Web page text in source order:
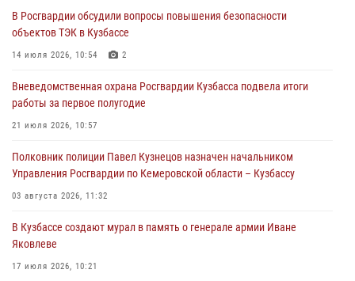
04 августа 2026, 08:42
Росгвардейцы задержали нарушителя общественного порядка в
04 августа 2026, 07:41
Кемеровские росгвардейцы пресекли попытку хищения товара
04 августа 2026, 06:32
В Росгвардии обсудили вопросы повышения безопасности
объектов ТЭК в Кузбассе
14 июля 2026, 10:54 2
Вневедомственная охрана Росгвардии Кузбасса подвела итоги
работы за первое полугодие
21 июля 2026, 10:57
Полковник полиции Павел Кузнецов назначен начальником
Управления Росгвардии по Кемеровской области – Кузбассу
03 августа 2026, 11:32
В Кузбассе создают мурал в память о генерале армии Иване
Яковлеве
17 июля 2026, 10:21